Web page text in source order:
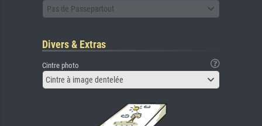
Pas de Passepartout
Divers & Extras
Cintre photo
Cintre à image dentelée